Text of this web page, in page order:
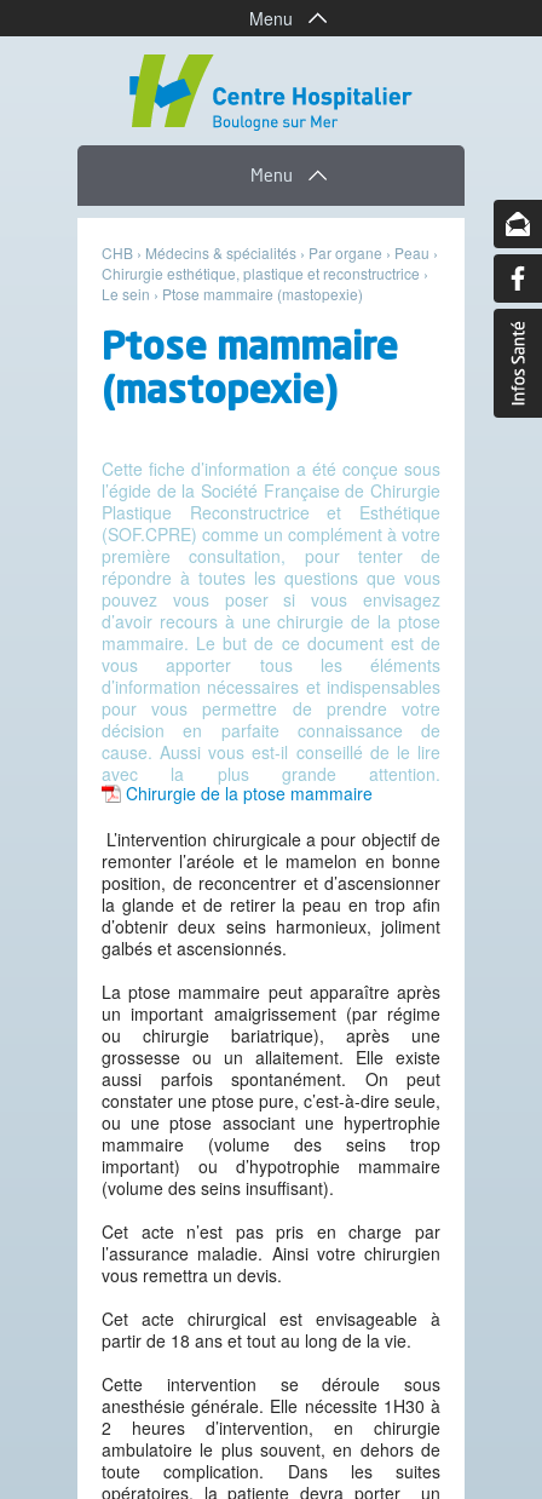
Menu
Menu
CHB › Médecins & spécialités › Par organe › Peau ›
Chirurgie esthétique, plastique et reconstructrice ›
Le sein › Ptose mammaire (mastopexie)
Ptose mammaire
(mastopexie)
Cette fiche d’information a été conçue sous
l’égide de la Société Française de Chirurgie
Plastique Reconstructrice et Esthétique
(SOF.CPRE) comme un complément à votre
première consultation, pour tenter de
répondre à toutes les questions que vous
pouvez vous poser si vous envisagez
d’avoir recours à une chirurgie de la ptose
mammaire. Le but de ce document est de
vous apporter tous les éléments
d’information nécessaires et indispensables
pour vous permettre de prendre votre
décision en parfaite connaissance de
cause. Aussi vous est-il conseillé de le lire
avec la plus grande attention.
Chirurgie de la ptose mammaire
L’intervention chirurgicale a pour objectif de
remonter l’aréole et le mamelon en bonne
position, de reconcentrer et d’ascensionner
la glande et de retirer la peau en trop afin
d’obtenir deux seins harmonieux, joliment
galbés et ascensionnés.
La ptose mammaire peut apparaître après
un important amaigrissement (par régime
ou chirurgie bariatrique), après une
grossesse ou un allaitement. Elle existe
aussi parfois spontanément. On peut
constater une ptose pure, c’est-à-dire seule,
ou une ptose associant une hypertrophie
mammaire (volume des seins trop
important) ou d’hypotrophie mammaire
(volume des seins insuffisant).
Cet acte n’est pas pris en charge par
l’assurance maladie. Ainsi votre chirurgien
vous remettra un devis.
Cet acte chirurgical est envisageable à
partir de 18 ans et tout au long de la vie.
Cette intervention se déroule sous
anesthésie générale. Elle nécessite 1H30 à
2 heures d’intervention, en chirurgie
ambulatoire le plus souvent, en dehors de
toute complication. Dans les suites
opératoires, la patiente devra porter un